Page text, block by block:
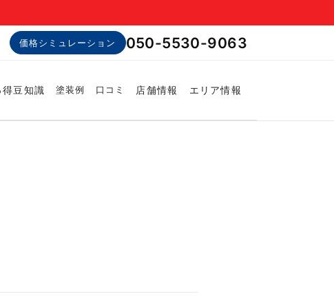
価格シミュレーション 050-5530-9063
得豆知識 塗装例 口コミ 店舗情報 エリア情報